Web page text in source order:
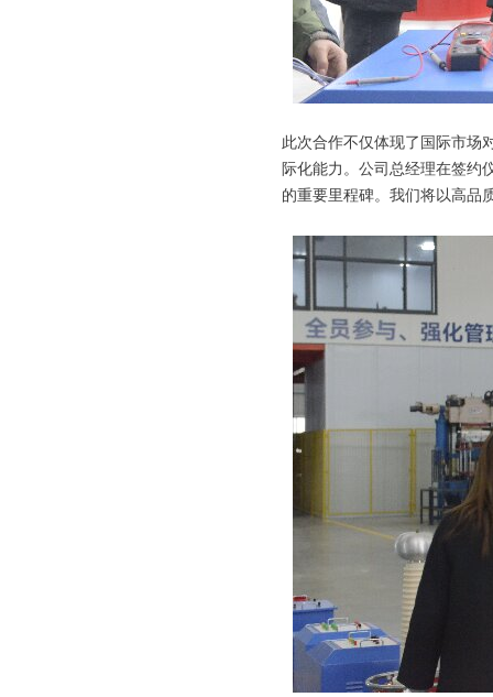
此次合作不仅体现了国际市场
际化能力。公司总经理在签约
的重要里程碑。我们将以高品